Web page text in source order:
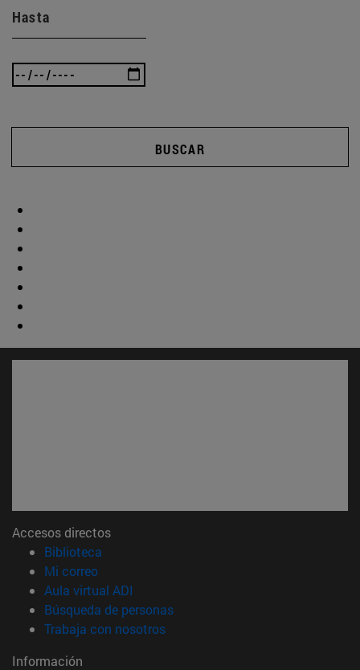
Hasta
BUSCAR
Accesos directos
Biblioteca
Mi correo(abre en nueva ventana)
Aula virtual ADI
Búsqueda de personas(abre en nueva ventana)
Trabaja con nosotros(abre en nueva ventana)
Información